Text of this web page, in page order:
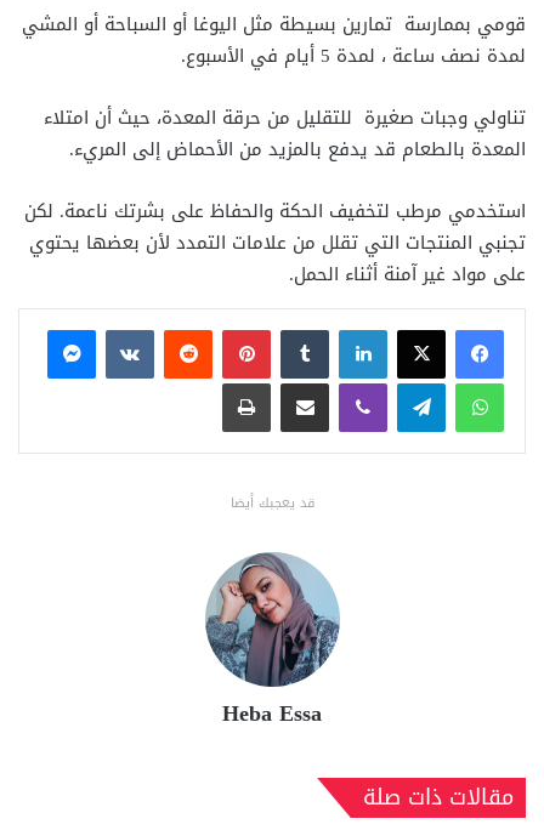
قومي بممارسة تمارين بسيطة مثل اليوغا أو السباحة أو المشي
لمدة نصف ساعة ، لمدة 5 أيام في الأسبوع.
تناولي وجبات صغيرة للتقليل من حرقة المعدة، حيث أن امتلاء
المعدة بالطعام قد يدفع بالمزيد من الأحماض إلى المريء.
استخدمي مرطب لتخفيف الحكة والحفاظ على بشرتك ناعمة. لكن
تجنبي المنتجات التي تقلل من علامات التمدد لأن بعضها يحتوي
على مواد غير آمنة أثناء الحمل.
فيسبوكX لينكدإن بينتيريست
ماسنجر
واتساب تيلقرام ڤايبر مشاركة عبر البريد طباعة
قد يعجبك أيضا
Heba Essa
مقالات ذات صلة